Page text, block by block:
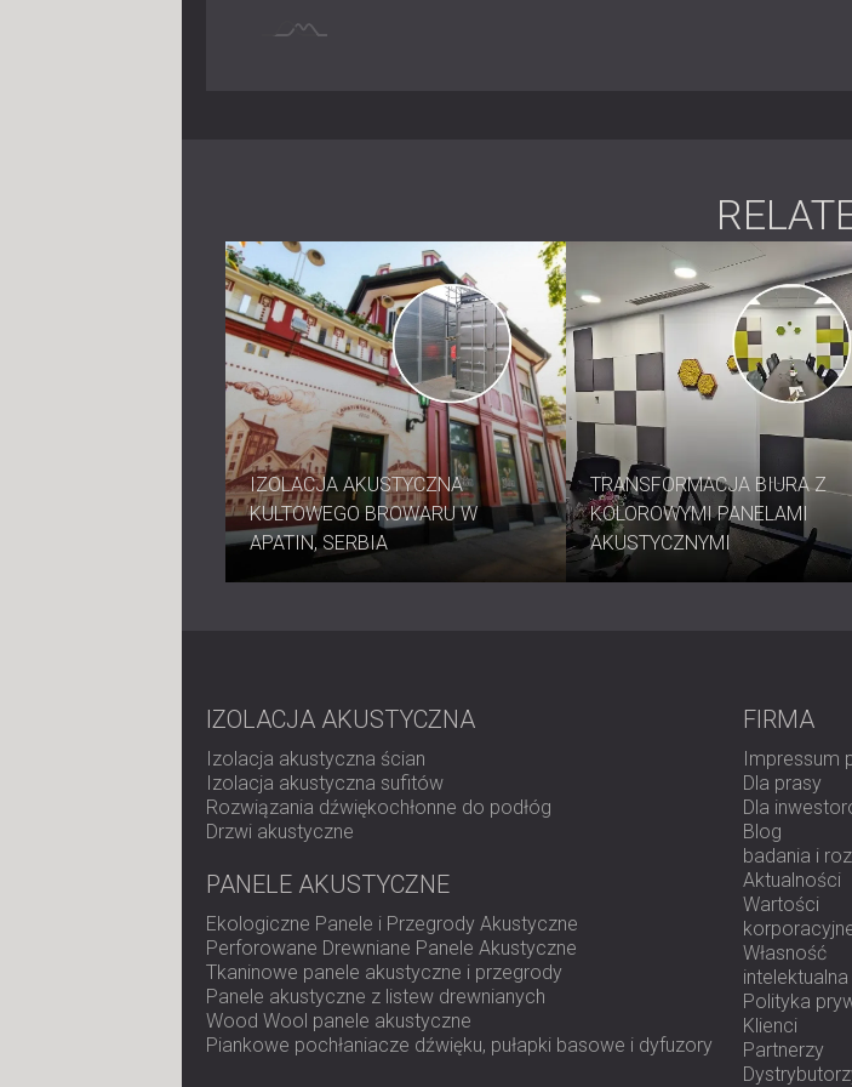
Studia
Sale
Biura,
Sufity
Nowa
VISTO
przekonać
IZOLACJA AKUSTYCZNA
KULTOWEGO BROWARU W
APATIN, SERBIA
TRANSFORMACJA BIURA Z
KOLOROWYMI PANELAMI
AKUSTYCZNYMI
IZOLACJA AKUSTYCZNA
Izolacja akustyczna ścian
Izolacja akustyczna sufitów
Rozwiązania dźwiękochłonne do podłóg
Drzwi akustyczne
PANELE AKUSTYCZNE
Ekologiczne Panele i Przegrody Akustyczne
Perforowane Drewniane Panele Akustyczne
Tkaninowe panele akustyczne i przegrody
Panele akustyczne z listew drewnianych
Wood Wool panele akustyczne
Piankowe pochłaniacze dźwięku, pułapki basowe i dyfuzory
FIRMA
Impressum
Dla prasy
Dla
Blog
badania i
Aktualności
Wartości
Własność
intelektualna
Polityka
Klienci
Partnerzy